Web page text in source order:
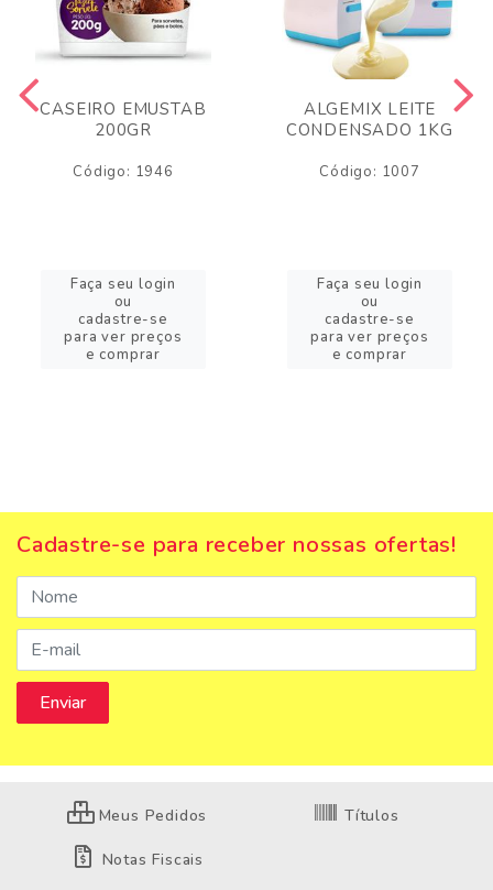
CASEIRO EMUSTAB
200GR
Código: 1946
Faça seu login
ou
cadastre-se
para ver preços
e comprar
ALGEMIX LEITE
CONDENSADO 1KG
Código: 1007
Faça seu login
ou
cadastre-se
para ver preços
e comprar
Cadastre-se para receber nossas ofertas!
Meus Pedidos Títulos
Notas Fiscais